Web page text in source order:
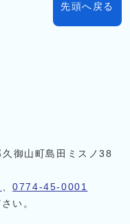
先頭へ戻る
御山町島田ミスノ38
、0774-45-0001
い。